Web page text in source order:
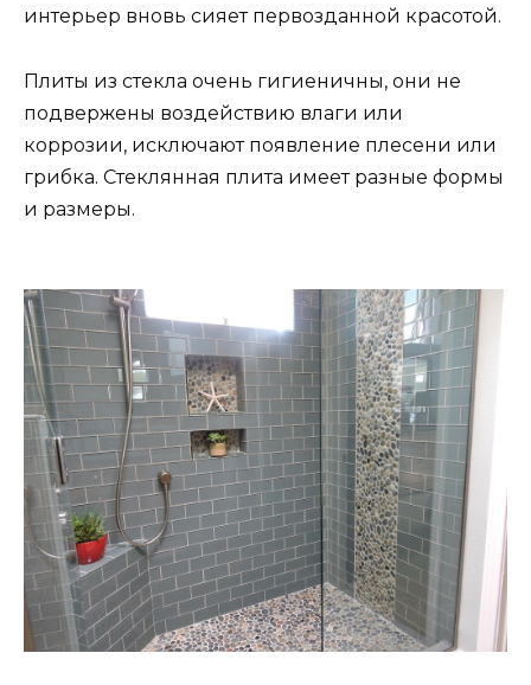
интерьер вновь сияет первозданной красотой.
Плиты из стекла очень гигиеничны, они не
подвержены воздействию влаги или
коррозии, исключают появление плесени или
грибка. Стеклянная плита имеет разные формы
и размеры.